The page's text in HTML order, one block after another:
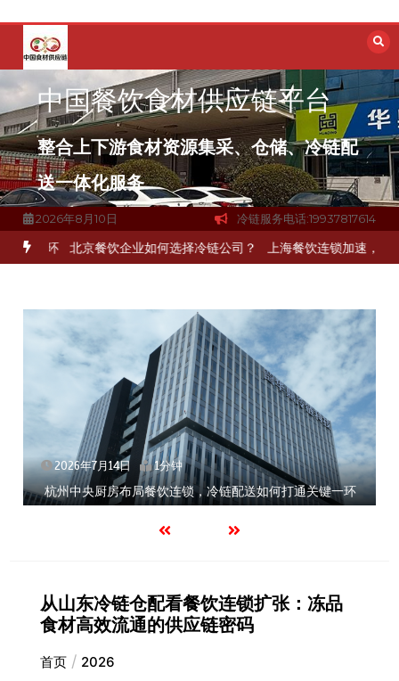
容
中国餐饮食材供应链平台
整合上下游食材资源集采、仓储、冷链配
送一体化服务
2026年8月10日 冷链服务电话:19937817614
北京餐饮企业如何选择冷链公司？ 上海餐饮连锁加速，冷链配送
2026年7月14日 1分钟
杭州中央厨房布局餐饮连锁，冷链配送如何打通关键一环
从山东冷链仓配看餐饮连锁扩张：冻品
食材高效流通的供应链密码
首页 2026